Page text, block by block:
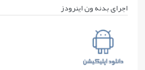
اجرای بدنه ون اینرودز